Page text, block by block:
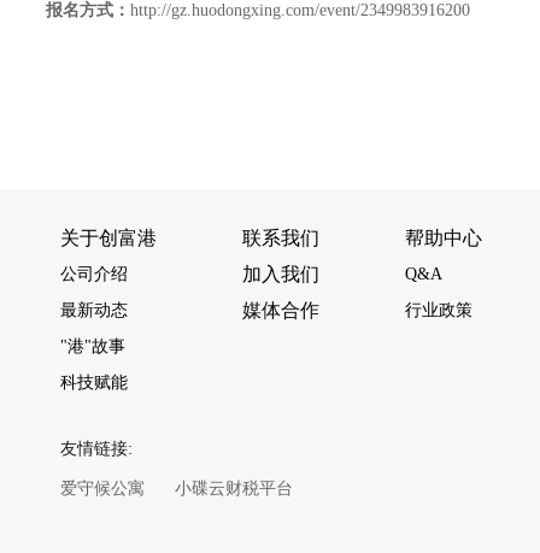
报名方式： http://gz.huodongxing.com/event/2349983916200
关于创富港
公司介绍
最新动态
"港"故事
科技赋能
联系我们
加入我们
媒体合作
帮助中心
Q&A
行业政策
友情链接:
爱守候公寓 小碟云财税平台